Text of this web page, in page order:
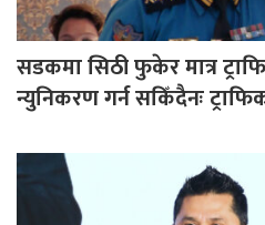
सडकमा सिठी फुकेर मात्र
न्युनिकरण गर्न सकिँदैनः